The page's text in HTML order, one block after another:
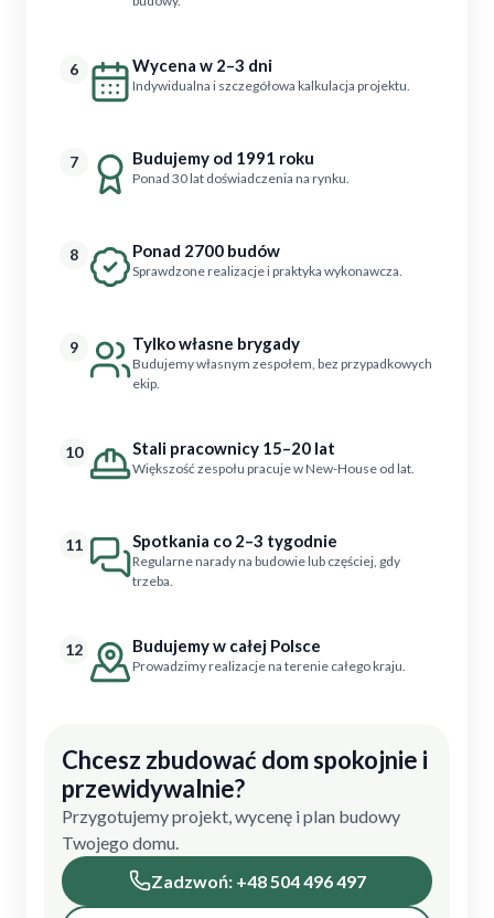
6 Wycena w 2–3 dni
Indywidualna i szczegółowa kalkulacja projektu.
7 Budujemy od 1991 roku
Ponad 30 lat doświadczenia na rynku.
8 Ponad 2700 budów
Sprawdzone realizacje i praktyka wykonawcza.
9 Tylko własne brygady
Budujemy własnym zespołem, bez przypadkowych
ekip.
10 Stali pracownicy 15–20 lat
Większość zespołu pracuje w New-House od lat.
11 Spotkania co 2–3 tygodnie
Regularne narady na budowie lub częściej, gdy
trzeba.
12 Budujemy w całej Polsce
Prowadzimy realizacje na terenie całego kraju.
Chcesz zbudować dom spokojnie i
przewidywalnie?
Przygotujemy projekt, wycenę i plan budowy
Twojego domu.
Zadzwoń: +48 504 496 497